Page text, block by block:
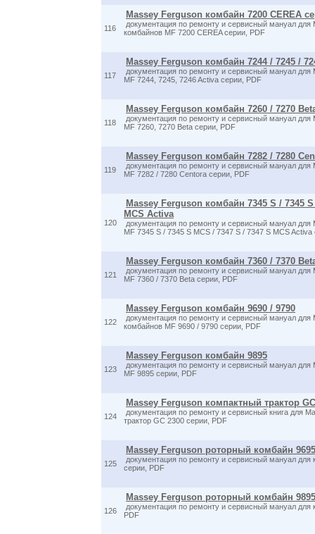
116
Massey Ferguson комбайн 7200 CEREA
документация по ремонту и сервисный мануал для
комбайнов MF 7200 CEREA серии, PDF
117
Massey Ferguson комбайн 7244 / 7245 /
документация по ремонту и сервисный мануал
MF 7244, 7245, 7246 Activa серии, PDF
118
Massey Ferguson комбайн 7260 / 7270
документация по ремонту и сервисный мануал
MF 7260, 7270 Beta серии, PDF
119
Massey Ferguson комбайн 7282 / 7280
документация по ремонту и сервисный мануал
MF 7282 / 7280 Centora серии, PDF
120
Massey Ferguson комбайн 7345 S / 7345
MCS Activa
документация по ремонту и сервисный мануал
MF 7345 S / 7345 S MCS / 7347 S / 7347 S MCS Activa
121
Massey Ferguson комбайн 7360 / 7370
документация по ремонту и сервисный мануал
MF 7360 / 7370 Beta серии, PDF
122
Massey Ferguson комбайн 9690 / 9790
документация по ремонту и сервисный мануал для
комбайнов MF 9690 / 9790 серии, PDF
123
Massey Ferguson комбайн 9895
документация по ремонту и сервисный мануал
MF 9895 серии, PDF
124
Massey Ferguson компактный трактор
документация по ремонту и сервисный книга для
трактор GC 2300 серии, PDF
125
Massey Ferguson роторный комбайн
документация по ремонту и сервисный мануал для
серии, PDF
126
Massey Ferguson роторный комбайн 9895
документация по ремонту и сервисный мануал для
PDF